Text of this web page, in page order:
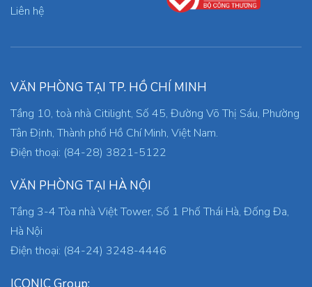
Liên hệ
VĂN PHÒNG TẠI TP. HỒ CHÍ MINH
Tầng 10, toà nhà Citilight, Số 45, Đường Võ Thị Sáu, Phường
Tân Định, Thành phố Hồ Chí Minh, Việt Nam.
Điện thoại: (84-28) 3821-5122
VĂN PHÒNG TẠI HÀ NỘI
Tầng 3-4 Tòa nhà Việt Tower, Số 1 Phố Thái Hà, Đống Đa,
Hà Nội
Điện thoại: (84-24) 3248-4446